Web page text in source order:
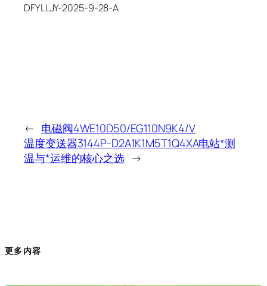
DFYLLJY-2025-9-28-A
← 电磁阀4WE10D50/EG110N9K4/V
温度变送器3144P-D2A1K1M5T1Q4XA电站*测
温与*运维的核心之选 →
更多内容